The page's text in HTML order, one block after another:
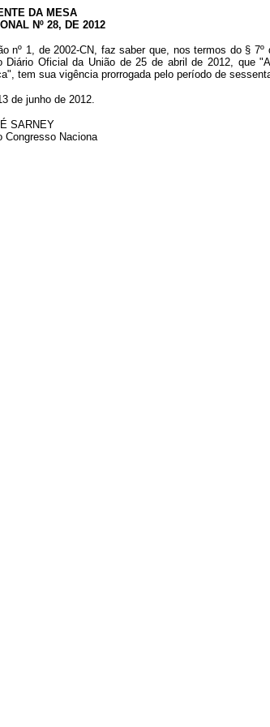
DA MESA
Nº 28, DE 2012
nº 1, de 2002-CN, faz saber que, nos termos do §
Oficial da União de 25 de abril de 2012, que
tem sua vigência prorrogada pelo período de
de junho de 2012.
SARNEY
Congresso Naciona